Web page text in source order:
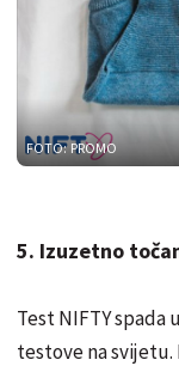
FOTO: PROMO
5. Izuzetno
Test NIFTY
testove na